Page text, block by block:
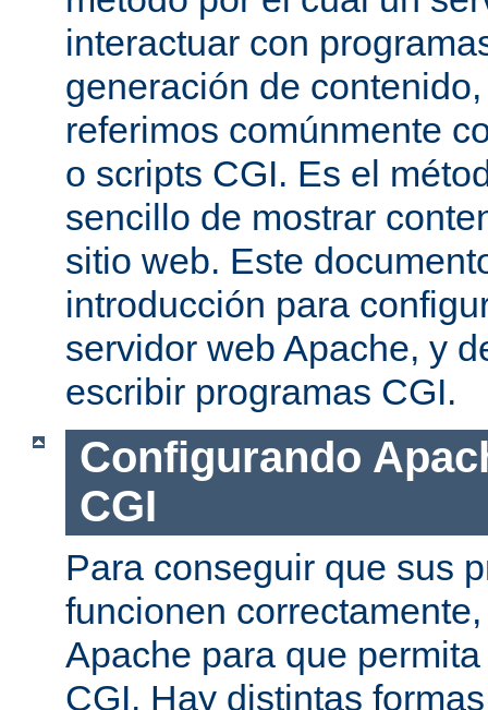
interactuar con
generación de
referimos comúnmente
o scripts CGI. Es el
sencillo de mostrar
sitio web. Este
introducción para
servidor web Apache, y
escribir programas CGI.
Configurando
CGI
Para conseguir que sus
funcionen
Apache para que
CGI. Hay distintas